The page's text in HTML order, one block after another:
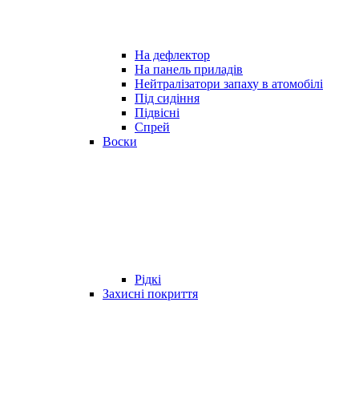
На дефлектор
На панель приладів
Нейтралізатори запаху в атомобілі
Під сидіння
Підвісні
Спрей
Воски
Рідкі
Захисні покриття